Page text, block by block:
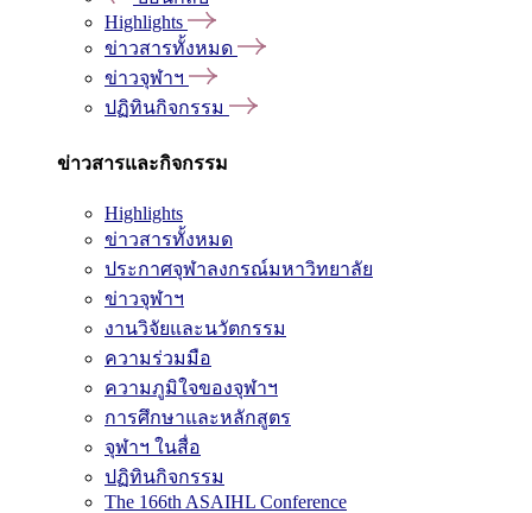
Highlights
ข่าวสารทั้งหมด
ข่าวจุฬาฯ
ปฏิทินกิจกรรม
ข่าวสารและกิจกรรม
Highlights
ข่าวสารทั้งหมด
ประกาศจุฬาลงกรณ์มหาวิทยาลัย
ข่าวจุฬาฯ
งานวิจัยและนวัตกรรม
ความร่วมมือ
ความภูมิใจของจุฬาฯ
การศึกษาและหลักสูตร
จุฬาฯ ในสื่อ
ปฏิทินกิจกรรม
The 166th ASAIHL Conference